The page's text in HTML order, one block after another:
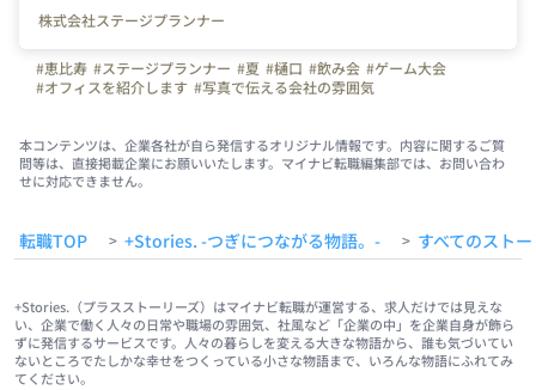
株式会社ステージプランナー
#恵比寿 #ステージプランナー #夏 #樋口 #飲み会 #ゲーム大会
#オフィスを紹介します #写真で伝える会社の雰囲気
本コンテンツは、企業各社が自ら発信するオリジナル情報です。内容に関するご質
問等は、直接掲載企業にお願いいたします。マイナビ転職編集部では、お問い合わ
せに対応できません。
転職TOP > +Stories. -つぎにつながる物語。- > すべてのスト
+Stories.（プラスストーリーズ）はマイナビ転職が運営する、求人だけでは見えな
い、企業で働く人々の日常や職場の雰囲気、社風など「企業の中」を企業自身が飾ら
ずに発信するサービスです。人々の暮らしを変える大きな物語から、誰も気づいてい
ないところでたしかな幸せをつくっている小さな物語まで、いろんな物語にふれてみ
てください。